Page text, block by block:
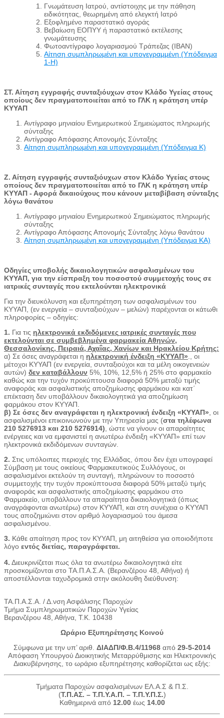
Γνωμάτευση Ιατρού, αντίστοιχης με την πάθηση
ειδικότητας, θεωρημένη από ελεγκτή Ιατρό
Εξοφλημένο παραστατικό αγοράς
Βεβαίωση ΕΟΠΥΥ ή παραστατικό εκτέλεσης
γνωμάτευσης
Φωτοαντίγραφο λογαριασμού Τράπεζας (IBAN)
Αίτηση συμπληρωμένη και υπογεγραμμένη (Υπόδειγμα
1-Η)
ΣΤ. Αίτηση εγγραφής συνταξιόυχων στον Κλάδο Υγείας στους
οποίους δεν πραγματοποιείται από το ΓΛΚ η κράτηση υπέρ
ΚΥΥΑΠ
Αντίγραφο μηνιαίου Ενημερωτικού Σημειώματος πληρωμής
σύνταξης
Αντίγραφο Απόφασης Απονομής Σύνταξης
Αίτηση συμπληρωμένη και υπογεγραμμένη (Υπόδειγμα Κ)
Ζ. Αίτηση εγγραφής συνταξιόυχων στον Κλάδο Υγείας στους
οποίους δεν πραγματοποιείται από το ΓΛΚ η κράτηση υπέρ
ΚΥΥΑΠ - Αφορά δικαιούχους που κάνουν μεταβίβαση σύνταξης
λόγω θανάτου
Αντίγραφο μηνιαίου Ενημερωτικού Σημειώματος πληρωμής
σύνταξης
Αντίγραφο Απόφασης Απονομής Σύνταξης λόγω θανάτου
Αίτηση συμπληρωμένη και υπογεγραμμένη (Υπόδειγμα ΚΑ)
Οδηγίες υποβολής δικαιολογητικών ασφαλισμένων του
ΚΥΥΑΠ, για την είσπραξη του ποσοστού συμμετοχής τους σε
ιατρικές συνταγές που εκτελούνται ηλεκτρονικά
Για την διευκόλυνση και εξυπηρέτηση των ασφαλισμένων του
ΚΥΥΑΠ, (εν ενεργεία – συνταξιούχων – μελών) παρέχονται οι κάτωθι
πληροφορίες – οδηγίες:
1. Για τις ηλεκτρονικά εκδιδόμενες ιατρικές συνταγές που
εκτελούνται σε συμβεβλημένα φαρμακεία Αθηνών,
Θεσσαλονίκης, Πειραιά, Αχαΐας, Χανίων και Ηρακλείου Κρήτης:
α) Σε όσες αναγράφεται η ηλεκτρονική ένδειξη «ΚΥΥΑΠ»., οι
μέτοχοι ΚΥΥΑΠ (εν ενεργεία, συνταξιούχοι και τα μέλη οικογενειών
αυτών) δεν καταβάλλουν 5%, 10%, 12,5% ή 25% στο φαρμακείο
καθώς και την τυχόν προκύπτουσα διαφορά 50% μεταξύ τιμής
αναφοράς και ασφαλιστικής αποζημίωσης φαρμάκου και κατ΄
επέκταση δεν υποβάλλουν δικαιολογητικά για αποζημίωση
φαρμάκου στον ΚΥΥΑΠ.
β) Σε όσες δεν αναγράφεται η ηλεκτρονική ένδειξη «ΚΥΥΑΠ», οι
ασφαλισμένοι επικοινωνούν με την Υπηρεσία μας (στα τηλέφωνα
210 5276913 και 210 5276914), ώστε να γίνουν οι απαραίτητες
ενέργειες και να εμφανιστεί η ανωτέρω ένδειξη «ΚΥΥΑΠ» επί των
ηλεκτρονικά εκδιδόμενων συνταγών.
2. Στις υπόλοιπες περιοχές της Ελλάδας, όπου δεν έχει υπογραφεί
Σύμβαση με τους οικείους Φαρμακευτικούς Συλλόγους, οι
ασφαλισμένοι εκτελούν τη συνταγή, πληρώνουν το ποσοστό
συμμετοχής την τυχόν προκύπτουσα διαφορά 50% μεταξύ τιμής
αναφοράς και ασφαλιστικής αποζημίωσης φαρμάκου στο
Φαρμακείο, υποβάλλουν τα απαραίτητα δικαιολογητικά (όπως
αναγράφονται ανωτέρω) στον ΚΥΥΑΠ, και στη συνέχεια ο ΚΥΥΑΠ
τους αποζημιώνει στον αριθμό λογαριασμού του άμεσα
ασφαλισμένου.
3. Κάθε απαίτηση προς τον ΚΥΥΑΠ, μη αιτηθείσα για οποιοδήποτε
λόγο εντός διετίας, παραγράφεται.
4. Διευκρινίζεται πως όλα τα ανωτέρω δικαιολογητικά είτε
προσκομίζονται στο ΤΑ.Π.Α.Σ.Α. (Βερανζέρου 48, Αθήνα) ή
αποστέλλονται ταχυδρομικά στην ακόλουθη διεύθυνση:
ΤΑ.Π.Α.Σ.Α. / Δ.νση Ασφάλισης Παροχών
Τμήμα Συμπληρωματικών Παροχών Υγείας
Βερανζέρου 48, Αθήνα, Τ.Κ. 10438
Ωράριο Εξυπηρέτησης Κοινού
Σύμφωνα με την υπ’ αριθ. ΔΙΑΔΠ/Φ.Β.4/11968 από 29-5-2014
Απόφαση Υπουργού Διοικητικής Μεταρρύθμισης και Ηλεκτρονικής
Διακυβέρνησης, το ωράριο εξυπηρέτησης καθορίζεται ως εξής:
Τμήματα Παροχών ασφαλισμένων ΕΛ.Α.Σ & Π.Σ.
(Τ.Π.ΑΣ. – Τ.Π.Υ.Α.Π. – Τ.Π.Υ.Π.Σ.)
Καθημερινά από 12.00 έως 14.00